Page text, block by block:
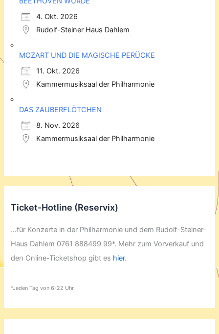
4. Okt. 2026
Rudolf-Steiner Haus Dahlem
MOZART UND DIE MAGISCHE PERÜCKE
11. Okt. 2026
Kammermusiksaal der Philharmonie
DAS ZAUBERFLÖTCHEN
8. Nov. 2026
Kammermusiksaal der Philharmonie
Ticket-Hotline (Reservix)
...für Konzerte in der Philharmonie und dem Rudolf-Steiner-
Haus Dahlem 0761 888499 99*. Mehr zum Vorverkauf und
den Online-Ticketshop gibt es hier.
*Jeden Tag von 6-22 Uhr.